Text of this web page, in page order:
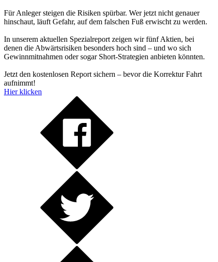
Für Anleger steigen die Risiken spürbar. Wer jetzt nicht genauer
hinschaut, läuft Gefahr, auf dem falschen Fuß erwischt zu werden.
In unserem aktuellen Spezialreport zeigen wir fünf Aktien, bei
denen die Abwärtsrisiken besonders hoch sind – und wo sich
Gewinnmitnahmen oder sogar Short-Strategien anbieten könnten.
Jetzt den kostenlosen Report sichern – bevor die Korrektur Fahrt
aufnimmt!
Hier klicken